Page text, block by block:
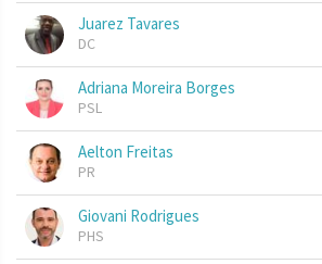
Juarez Tavares
DC
Adriana Moreira Borges
PSL
Aelton Freitas
PR
Giovani Rodrigues
PHS